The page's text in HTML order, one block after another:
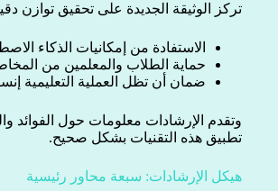
تركز الوثيقة الجديدة على تحقيق توازن
الاستفادة من إمكانيات الذكاء
حماية الطلاب والمعلمين من
ضمان أن تظل العملية التعليمية
وتقدم الإرشادات معلومات حول الفوائد
تطبيق هذه التقنيات بشكل صحيح.
هيكل الإرشادات: سبعة محاور رئيسية